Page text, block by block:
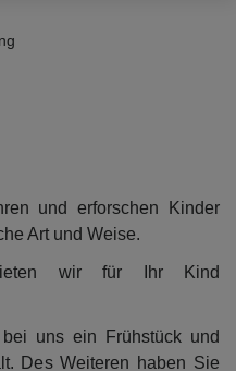
und erforschen Kinder
Art und Weise.
wir für Ihr Kind
uns ein Frühstück und
Des Weiteren haben Sie